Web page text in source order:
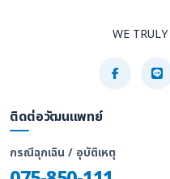
WE
ติดต่อวัฒนแพทย์
กรณีฉุกเฉิน / อุบัติเหตุ